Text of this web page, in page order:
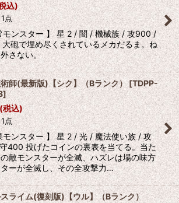
込)
点
モンスター 】 星 2 / 闇 / 機械族 / 攻900 /
砲で埋め尽くされているメカだるま。ね
さない。
師(最新版)【シク】（Bランク） [TDPP-
]
(税込)
点
モンスター 】 星 2 / 光 / 魔法使い族 / 攻
400 投げたコインの裏表を当てる。当た
敵モンスターが全滅、ハズレは場の味方
ーが全滅し、その全攻撃力…
ライム(復刻版)【ウル】（Bランク）